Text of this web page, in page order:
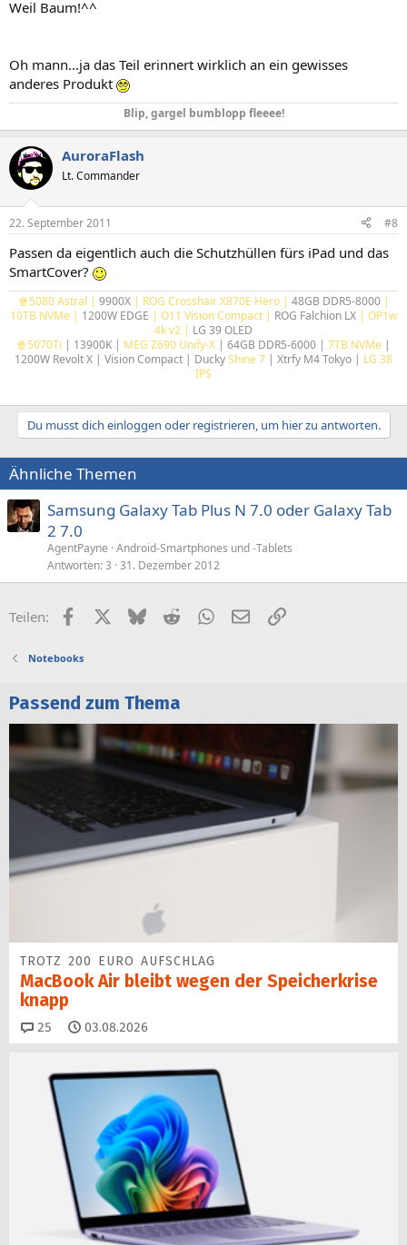
Weil Baum!^^
Oh mann...ja das Teil erinnert wirklich an ein gewisses
anderes Produkt
Blip, gargel bumblopp fleeee!
AuroraFlash
Lt. Commander
22. September 2011 #8
Passen da eigentlich auch die Schutzhüllen fürs iPad und das
SmartCover?
🍿5080 Astral | 9900X| ROG Crosshair X870E Hero | 48GB DDR5-8000|
10TB NVMe | 1200W EDGE | O11 Vision Compact | ROG Falchion LX | OP1w
4k v2 | LG 39 OLED
🍿5070Ti | 13900K | MEG Z690 Unify-X | 64GB DDR5-6000 | 7TB NVMe |
1200W Revolt X | Vision Compact | DuckyShine 7 | Xtrfy M4 Tokyo | LG 38
IPS
Du musst dich einloggen oder registrieren, um hier zu antworten.
Ähnliche Themen
Samsung Galaxy Tab Plus N 7.0 oder Galaxy Tab
2 7.0
AgentPayne Android-Smartphones und -Tablets
Antworten 3 31. Dezember 2012
Teilen: FacebookX (Twitter)
BlueskyRedditWhatsApp
E-MailLink
Notebooks
Passend zum Thema
TROTZ 200 EURO AUFSCHLAG
MacBook Air bleibt wegen der Speicherkrise
knapp
25 Kommentare
03.08.2026